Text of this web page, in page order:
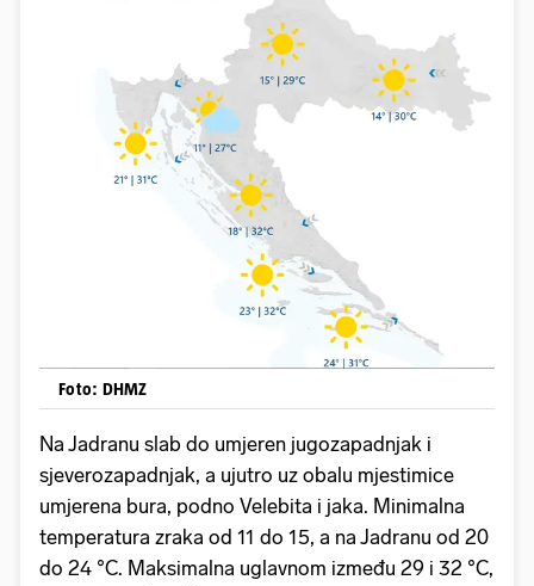
Foto: DHMZ
Na Jadranu slab do umjeren jugozapadnjak i
sjeverozapadnjak, a ujutro uz obalu mjestimice
umjerena bura, podno Velebita i jaka. Minimalna
temperatura zraka od 11 do 15, a na Jadranu od 20
do 24 °C. Maksimalna uglavnom između 29 i 32 °C,